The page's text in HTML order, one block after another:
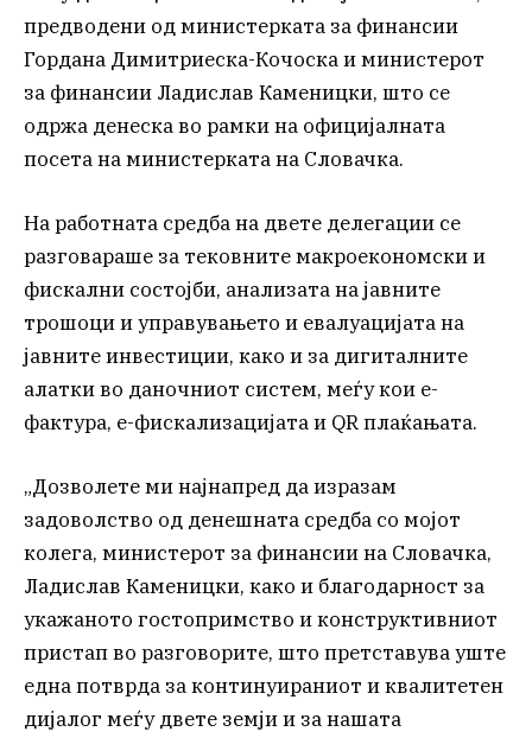
предводени од министерката за финансии
Гордана Димитриеска-Кочоска и министерот
за финансии Ладислав Каменицки, што се
одржа денеска во рамки на официјалната
посета на министерката на Словачка.
На работната средба на двете делегации се
разговараше за тековните макроекономски и
фискални состојби, анализата на јавните
трошоци и управувањето и евалуацијата на
јавните инвестиции, како и за дигиталните
алатки во даночниот систем, меѓу кои е-
фактура, е-фискализацијата и QR плаќањата.
„Дозволете ми најнапред да изразам
задоволство од денешната средба со мојот
колега, министерот за финансии на Словачка,
Ладислав Каменицки, како и благодарност за
укажаното гостопримство и конструктивниот
пристап во разговорите, што претставува уште
една потврда за континуираниот и квалитетен
дијалог меѓу двете земји и за нашата